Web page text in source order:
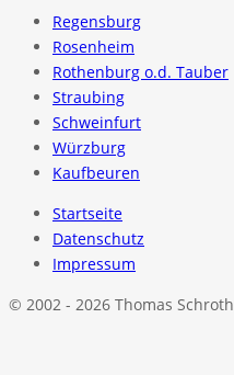
Regensburg
Rosenheim
Rothenburg o.d. Tauber
Straubing
Schweinfurt
Würzburg
Kaufbeuren
Startseite
Datenschutz
Impressum
© 2002 - 2026 Thomas Schroth